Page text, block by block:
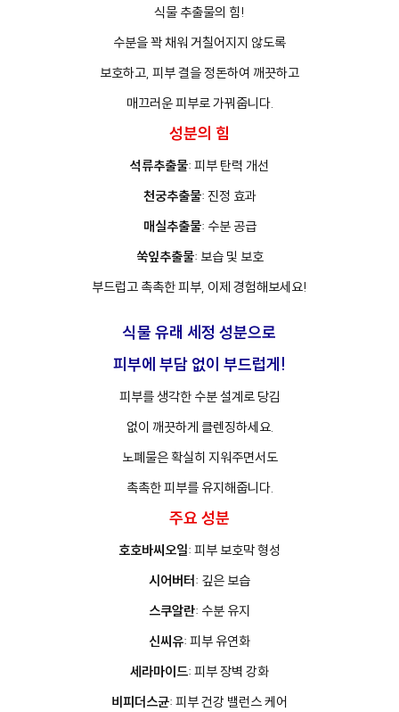
식물 추출물의 힘!
수분을 꽉 채워 거칠어지지 않도록
보호하고, 피부 결을 정돈하여 깨끗하고
매끄러운 피부로 가꿔줍니다.
성분의 힘
석류추출물: 피부 탄력 개선
천궁추출물: 진정 효과
매실추출물: 수분 공급
쑥잎추출물: 보습 및 보호
부드럽고 촉촉한 피부, 이제 경험해보세요!
식물 유래 세정 성분으로
피부에 부담 없이 부드럽게!
피부를 생각한 수분 설계로 당김
없이 깨끗하게 클렌징하세요.
노폐물은 확실히 지워주면서도
촉촉한 피부를 유지해줍니다.
주요 성분
호호바씨오일: 피부 보호막 형성
시어버터: 깊은 보습
스쿠알란: 수분 유지
신씨유: 피부 유연화
세라마이드: 피부 장벽 강화
비피더스균: 피부 건강 밸런스 케어